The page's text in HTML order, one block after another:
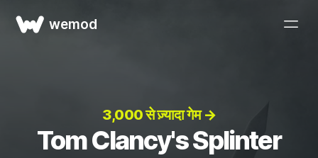
wemod
3,000 से ज़्यादा गेम →
Tom Clancy's Splinter